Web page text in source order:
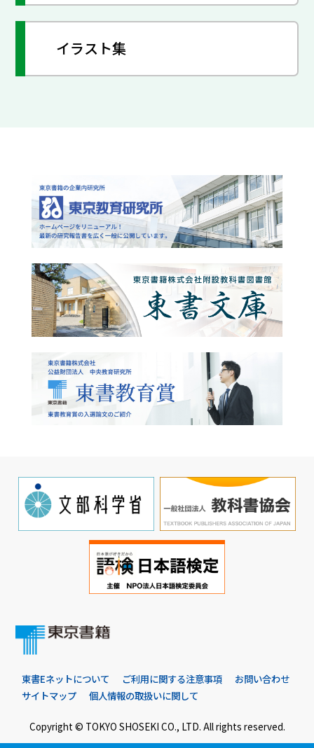
イラスト集
東書Eネットについて ご利用に関する注意事項
お問い合わせ
サイトマップ
個人情報の取扱いに関して
Copyright © TOKYO SHOSEKI CO., LTD. All rights reserved.